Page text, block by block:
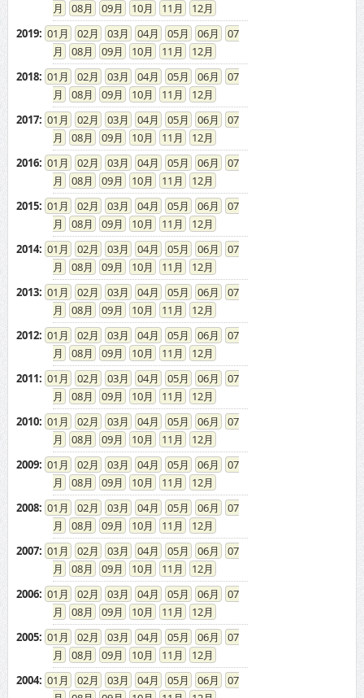
01 02 03 04 05 06
08
09 10 11
12
01 02 03 04 05 06
08
09 10 11
12
01 02 03 04 05 06
08
09 10 11
12
01 02 03 04 05 06
08
09 10 11
12
01 02 03 04 05 06
08
09 10 11
12
01 02 03 04 05 06
08
09 10 11
12
01 02 03 04 05 06
08
09 10 11
12
01 02 03 04 05 06
08
09 10 11
12
01 02 03 04 05 06
08
09 10 11
12
01 02 03 04 05 06
08
09 10 11
12
01 02 03 04 05 06
08
09 10 11
12
01 02 03 04 05 06
08
09 10 11
12
01 02 03 04 05 06
08
09 10 11
12
01 02 03 04 05 06
08
09 10 11
12
01 02 03 04 05 06
08
09 10 11
12
01 02 03 04 05 06
08
09 10 11
12